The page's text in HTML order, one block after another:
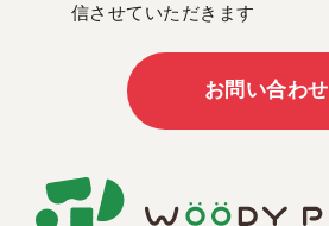
信させていただきます
お問い合わせ